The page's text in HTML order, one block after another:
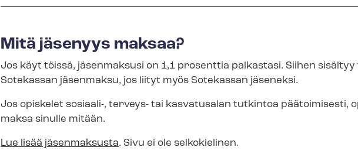
Mitä jäsenyys maksaa?
Jos käyt töissä, jäsenmaksusi on 1,1 prosenttia palkastasi. Siihen
Sotekassan jäsenmaksu, jos liityt myös Sotekassan jäseneksi.
Jos opiskelet sosiaali-, terveys- tai kasvatusalan tutkintoa päätoimisesti,
maksa sinulle mitään.
Lue lisää jäsenmaksusta. Sivu ei ole selkokielinen.